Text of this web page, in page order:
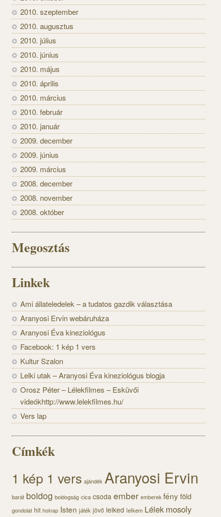
2010. szeptember
2010. augusztus
2010. július
2010. június
2010. május
2010. április
2010. március
2010. február
2010. január
2009. december
2009. június
2009. március
2008. december
2008. november
2008. október
Megosztás
Linkek
Ami állateledelek – a tudatos gazdik választása
Aranyosi Ervin webáruháza
Aranyosi Éva kineziológus
Facebook: 1 kép 1 vers
Kultur Szalon
Lelki utak – Aranyosi Éva kineziológus blogja
Orosz Péter – Lélekfilmes – Esküvői
videókhttp://www.lelekfilmes.hu/
Vers lap
Címkék
1 kép 1 vers ajándék Aranyosi Ervin
barát boldog boldogság cica csoda ember emberek fényföld
gondolat hit holnap Isten játék jövő lelked lelkem Lélek mosoly